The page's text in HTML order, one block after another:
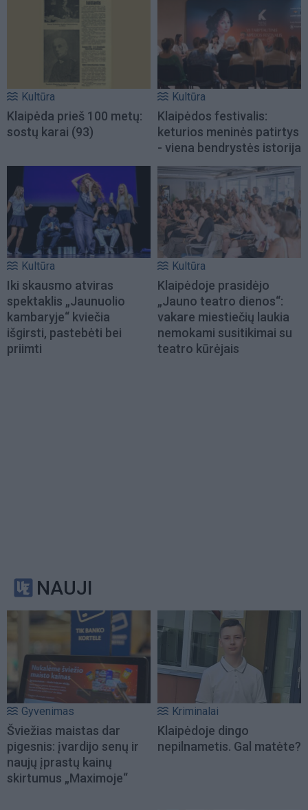
Kultūra
Klaipėda prieš 100 metų:
sostų karai (93)
Kultūra
Klaipėdos festivalis:
keturios meninės patirtys
- viena bendrystės istorija
Kultūra
Iki skausmo atviras
spektaklis „Jaunuolio
kambaryje“ kviečia
išgirsti, pastebėti bei
priimti
Kultūra
Klaipėdoje prasidėjo
„Jauno teatro dienos“:
vakare miestiečių laukia
nemokami susitikimai su
teatro kūrėjais
NAUJI
Gyvenimas
Šviežias maistas dar
pigesnis: įvardijo senų ir
naujų įprastų kainų
skirtumus „Maximoje“
Kriminalai
Klaipėdoje dingo
nepilnametis. Gal matėte?